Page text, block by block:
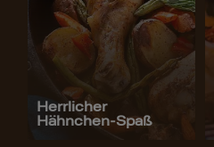
Herrlicher
Hähnchen-Spaß